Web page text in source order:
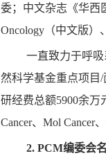
委；中文杂志 《华
Oncology （中文版）
一直致力于呼
然科学基金重点项目/
研经费总额5900余万
Cancer、 Mol Cancer、
2. PCM编委会